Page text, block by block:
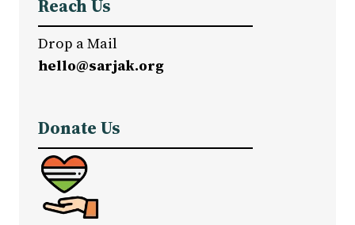
Reach Us
Drop a Mail
hello@sarjak.org
Donate Us